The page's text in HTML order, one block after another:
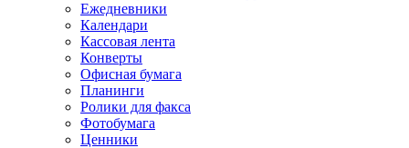
Ежедневники
Календари
Кассовая лента
Конверты
Офисная бумага
Планинги
Ролики для факса
Фотобумага
Ценники